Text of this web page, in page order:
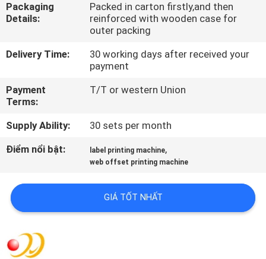
VỀ
TÔI
THAM
QUAN
NHÀ
MÁY
KIỂM
SOÁT
CHẤT
LƯỢNG
Packaging
Details:
Packed in carton firstly,and then
reinforced with wooden case for
outer packing
Delivery Time:
30 working days after received your
payment
Payment
Terms:
T/T or western Union
Supply Ability:
30 sets per month
Điểm nổi bật:
label printing machine,
web offset printing machine
GIÁ TỐT NHẤT